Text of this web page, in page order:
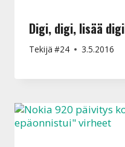
Digi, digi, lisää
Tekijä #24 3.5.2016